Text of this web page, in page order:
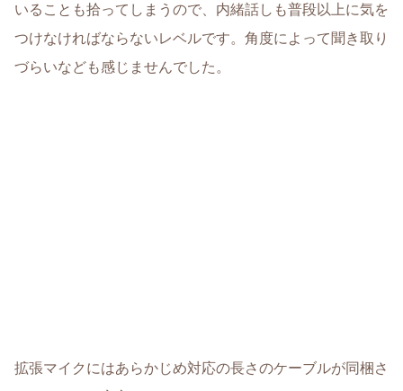
いることも拾ってしまうので、内緒話しも普段以上に気を
つけなければならないレベルです。角度によって聞き取り
づらいなども感じませんでした。
拡張マイクにはあらかじめ対応の長さのケーブルが同梱さ